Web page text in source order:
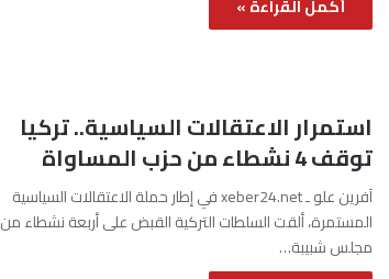
أكمل القراءة »
استمرار الاعتقالات السياسية.. تركيا
توقف 4 نشطاء من حزب المساواة
آفرين علو ـ xeber24.net في إطار حملة الاعتقالات السياسية
المستمرة، ألقت السلطات التركية القبض على أربعة نشطاء من
مجلس شبيبة…